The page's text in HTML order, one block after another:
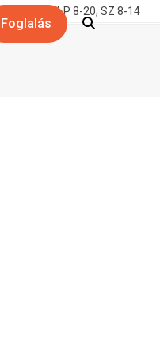
H-P 8-20, SZ 8-14
Foglalás